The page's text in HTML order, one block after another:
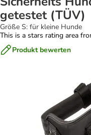
getestet (TÜV)
Größe S: für kleine Hunde
This is a stars rating area
Produkt bewerten